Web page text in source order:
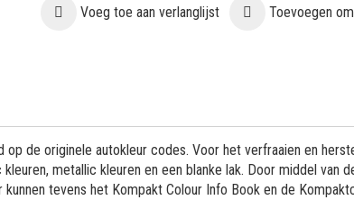
Voeg toe aan verlanglijst Toevoegen
de originele autokleur codes. Voor het verfraaien en
metallic kleuren en een blanke lak. Door middel van
tevens het Kompakt Colour Info Book en de